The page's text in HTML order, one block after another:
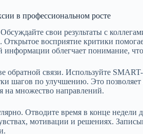
в профессиональном росте
свои результаты с
Открытое восприятие критики
информации облегчает понимание,
обратной связи. Используйте
шагов по улучшению. Это
на множество направлений.
Отводите время в конце недели
мотивации и решениях.